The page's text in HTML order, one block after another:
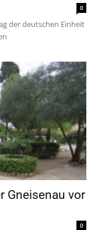
0
der deutschen Einheit
Gneisenau vor
0